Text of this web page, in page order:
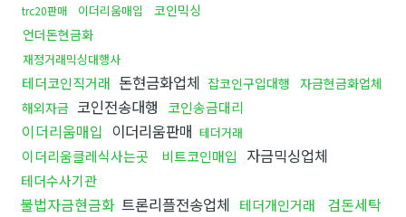
trc20판매 이더리움매입
코인믹싱
언더돈현금화
재정거래믹싱대행사
테더코인직거래 돈현금화업체 잡코인구입대행 자금현금화업체
해외자금 코인전송대행 코인송금대리
이더리움매입 이더리움판매 테더거래
이더리움클레식사는곳 비트코인매입 자금믹싱업체
테더수사기관
불법자금현금화 트론리플전송업체 테더개인거래
검돈세탁